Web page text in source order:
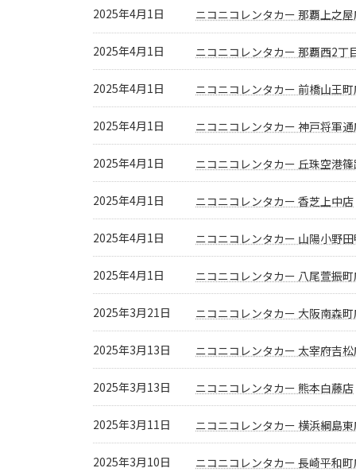
2025年4月1日 ニコニコレンタカー 那覇上之
2025年4月1日 ニコニコレンタカー 那覇西2丁
2025年4月1日 ニコニコレンタカー 前橋山王
2025年4月1日 ニコニコレンタカー 神戸将軍
2025年4月1日 ニコニコレンタカー 丘珠空港
2025年4月1日 ニコニコレンタカー 香芝上中店
2025年4月1日 ニコニコレンタカー 山陽小野
2025年4月1日 ニコニコレンタカー 八尾萱振
2025年3月21日 ニコニコレンタカー 大阪南森
2025年3月13日 ニコニコレンタカー 太宰府吉
2025年3月13日 ニコニコレンタカー 熊本白藤店
2025年3月11日 ニコニコレンタカー 横浜綱島
2025年3月10日 ニコニコレンタカー 長崎平和